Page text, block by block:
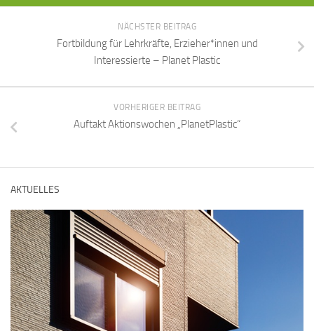
NÄCHSTER BEITRAG
Fortbildung für Lehrkräfte, Erzieher*innen und
Interessierte – Planet Plastic
VORHERIGER BEITRAG
Auftakt Aktionswochen „PlanetPlastic“
AKTUELLES